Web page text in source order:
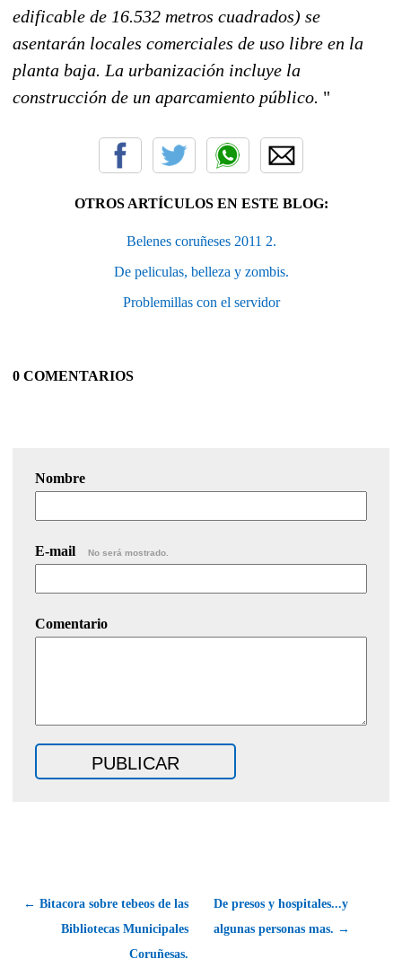
edificable de 16.532 metros cuadrados) se
asentarán locales comerciales de uso libre en la
planta baja. La urbanización incluye la
construcción de un aparcamiento público. "
OTROS ARTÍCULOS EN ESTE BLOG:
Belenes coruñeses 2011 2.
De peliculas, belleza y zombis.
Problemillas con el servidor
0 COMENTARIOS
Nombre
E-mail No será mostrado.
Comentario
← Bitacora sobre tebeos de las
Bibliotecas Municipales
Coruñesas.
De presos y hospitales...y
algunas personas mas. →